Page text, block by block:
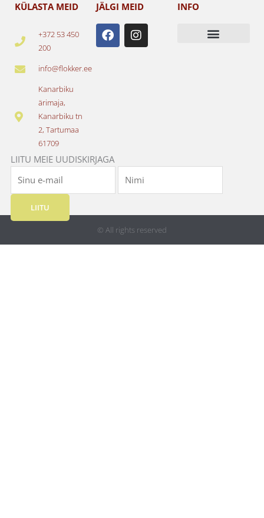
KÜLASTA MEID
+372 53 450
200
info@flokker.ee
Kanarbiku
ärimaja,
Kanarbiku tn
2, Tartumaa
61709
JÄLGI MEID
F
a
c
I
n
s
INFO
LIITU MEIE UUDISKIRJAGA
LIITU
© All rights reserved